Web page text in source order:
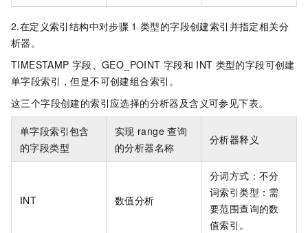
2.在定义索引结构中对步骤 1 类型的字段创建索引并指定相关分
析器。
TIMESTAMP 字段、GEO_POINT 字段和 INT 类型的字段可创建
单字段索引，但是不可创建组合索引。
这三个字段创建的索引应选择的分析器及含义可参见下表。
单字段索引包含
的字段类型
实现 range 查询
的分析器名称
分析器释义
INT 数值分析
分词方式：不分
词索引类型：需
要范围查询的数
值索引。